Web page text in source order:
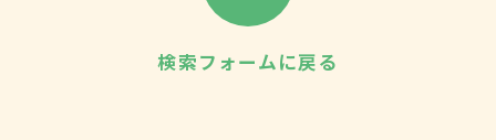
検索フォームに戻る